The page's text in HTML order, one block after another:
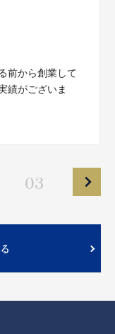
前から創業して
績がございま
03